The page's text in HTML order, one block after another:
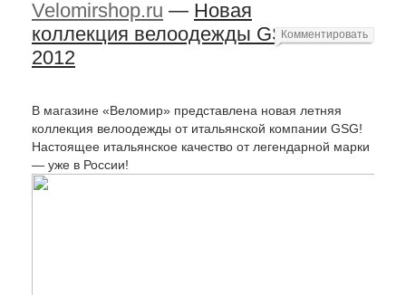
Velomirshop.ru — Новая
коллекция велоодежды GSG
2012
В магазине «Веломир» представлена новая летняя
коллекция велоодежды от итальянской компании GSG!
Настоящее итальянское качество от легендарной марки
— уже в России!
Комментировать